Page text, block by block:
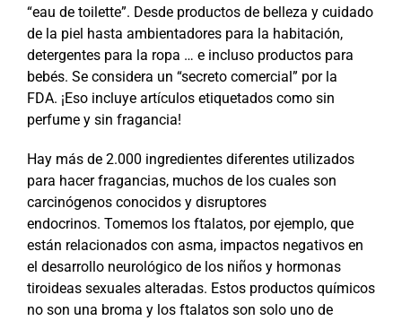
“eau de toilette”. Desde productos de belleza y cuidado
de la piel hasta ambientadores para la habitación,
detergentes para la ropa … e incluso productos para
bebés. Se considera un “secreto comercial” por la
FDA. ¡Eso incluye artículos etiquetados como sin
perfume y sin fragancia!
Hay más de 2.000 ingredientes diferentes utilizados
para hacer fragancias, muchos de los cuales son
carcinógenos conocidos y disruptores
endocrinos. Tomemos los ftalatos, por ejemplo, que
están relacionados con asma, impactos negativos en
el desarrollo neurológico de los niños y hormonas
tiroideas sexuales alteradas. Estos productos químicos
no son una broma y los ftalatos son solo uno de